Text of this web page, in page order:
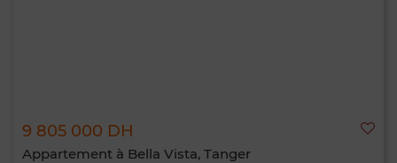
9 805 000 DH
Appartement à Bella Vista, Tanger